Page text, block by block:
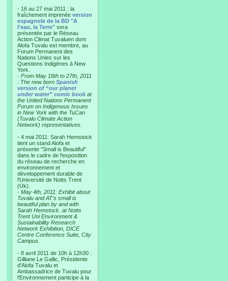
- 16 au 27 mai 2011 : la
fraîchement imprimée version
espagnole de la BD "A
l'eau, la Terre" sera
présentée par le Réseau
Action Climat Tuvaluen dont
Alofa Tuvalu est membre, au
Forum Permanent des
Nations Unies sur les
Questions Indigènes à New
York.
- From May 16th to 27th, 2011
: The new born Spanish
version of “our planet
under water” comic book at
the United Nations Permanent
Forum on Indigenous Issues
in New York with the TuCan
(Tuvalu Climate Action
Network) representatives.
- 4 mai 2011: Sarah Hemstock
tient un stand Alofa et
présente "Small is Beautiful"
dans le cadre de l'exposition
du réseau de recherche en
environnement et
développement durable de
l'Université de Notts Trent
(Uk).
- May 4th, 2011: Exhibit about
Tuvalu and AT’s small is
beautiful plan by and with
Sarah Hemstock. at Notts
Trent Uni Environment &
Sustainability Research
Network Exhibition, DICE
Centre Conference Suite, City
Campus.
- 8 avril 2011 de 10h à 12h30 :
Gilliane Le Gallic, Présidente
d'Alofa Tuvalu et
Ambassadrice de Tuvalu pour
l'Environnement participe à la